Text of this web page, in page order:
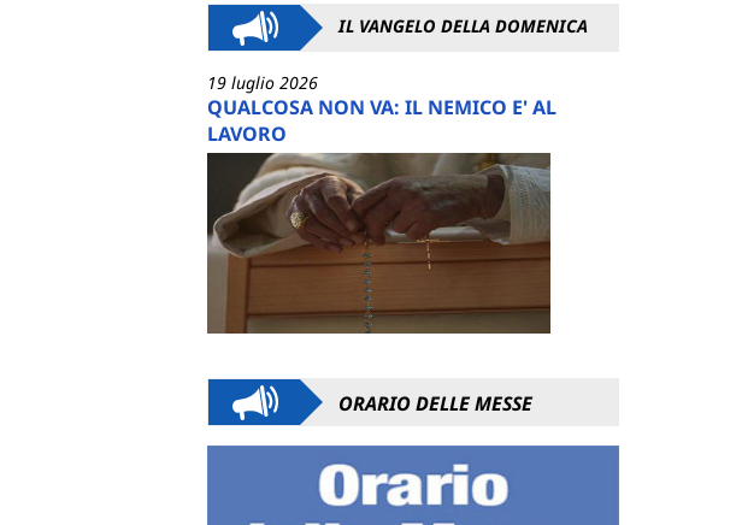
IL VANGELO DELLA DOMENICA
19 luglio 2026
QUALCOSA NON VA: IL NEMICO E' AL
LAVORO
ORARIO DELLE MESSE